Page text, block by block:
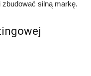
silną markę.